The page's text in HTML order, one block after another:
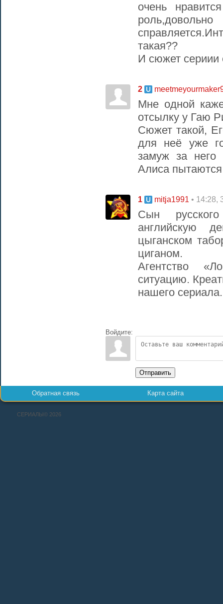
очень
такая??
И сюжет сериии
2
Мне одной
отсылку у Гаю
Сюжет такой,
для неё уже
замуж за
Алиса пытаются
1 mitja1991 • 14:28,
Сын
английскую
цыганском
циганом.
Агентство
ситуацию.
нашего сериала.
Войдите:
Отправить
Обратная связь Карта сайта
СЕРИАЛЫ© 2026